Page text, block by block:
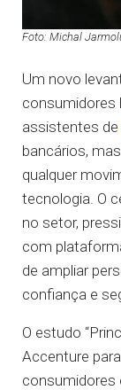
Foto: Michal
Um novo
consumidores
assistentes de
bancários,
qualquer
tecnologia. O
no setor,
com
de ampliar
confiança e
O estudo
Accenture
consumidores